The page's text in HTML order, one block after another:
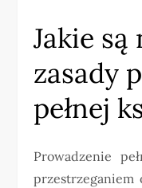
Jakie są
zasady
pełnej
Prowadzenie
przestrzeganiem